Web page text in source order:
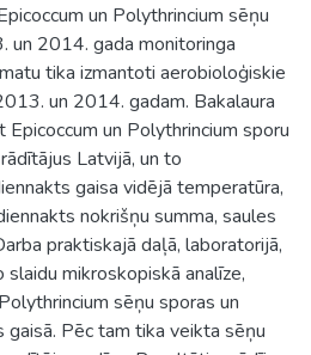
un Polythrincium sēņu
un 2014. gada monitoringa
tika izmantoti aerobioloģiskie
un 2014. gadam. Bakalaura
un Polythrincium sporu
Latvijā, un to
gaisa vidējā temperatūra,
nokrišņu summa, saules
praktiskajā daļā, laboratorijā,
mikroskopiskā analīze,
sēņu sporas un
Pēc tam tika veikta sēņu